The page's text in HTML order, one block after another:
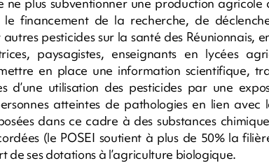
le financement de la recherche, de
pesticides sur la santé des Réunionnais,
paysagistes, enseignants en lycées
en place une information scientifique,
d’une utilisation des pesticides par une
atteintes de pathologies en lien avec
dans ce cadre à des substances
(le POSEI soutient à plus de 50% la
de ses dotations à l’agriculture biologique.